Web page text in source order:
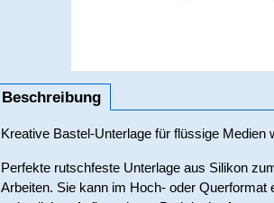
Beschreibung
Kreative Bastel-Unterlage für flüssige Medien
Perfekte rutschfeste Unterlage aus Silikon
Arbeiten. Sie kann im Hoch- oder